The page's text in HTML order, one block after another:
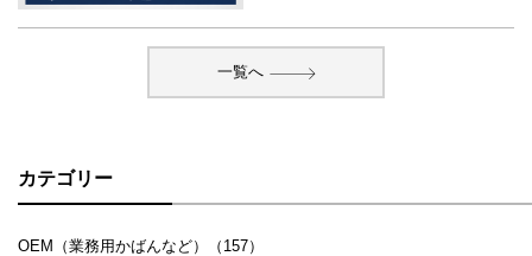
一覧へ
カテゴリー
OEM（業務用かばんなど）（157）